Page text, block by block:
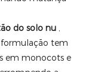
do solo nu ,
formulação tem
em monocots e